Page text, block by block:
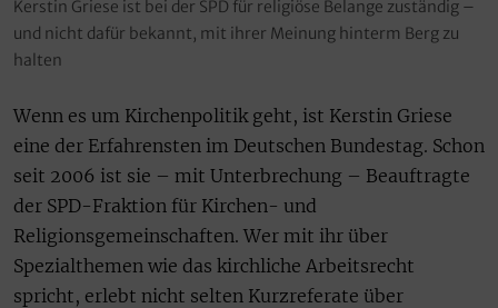
Kerstin Griese ist bei der SPD für religiöse Belange zuständig –
und nicht dafür bekannt, mit ihrer Meinung hinterm Berg zu
halten
Wenn es um Kirchenpolitik geht, ist Kerstin Griese
eine der Erfahrensten im Deutschen Bundestag. Schon
seit 2006 ist sie – mit Unterbrechung – Beauftragte
der SPD-Fraktion für Kirchen- und
Religionsgemeinschaften. Wer mit ihr über
Spezialthemen wie das kirchliche Arbeitsrecht
spricht, erlebt nicht selten Kurzreferate über